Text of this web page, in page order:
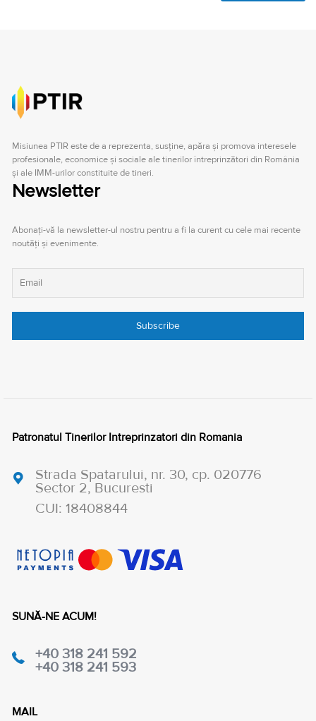
Misiunea PTIR este de a reprezenta, susţine, apăra şi promova interesele
profesionale, economice şi sociale ale tinerilor întreprinzători din România
şi ale IMM-urilor constituite de tineri.
Newsletter
Abonați-vă la newsletter-ul nostru pentru a fi la curent cu cele mai recente
noutăți și evenimente.
Patronatul Tinerilor Intreprinzatori din Romania
Strada Spatarului, nr. 30, cp. 020776
Sector 2, Bucuresti
CUI: 18408844
SUNĂ-NE ACUM!
+40 318 241 592
+40 318 241 593
MAIL